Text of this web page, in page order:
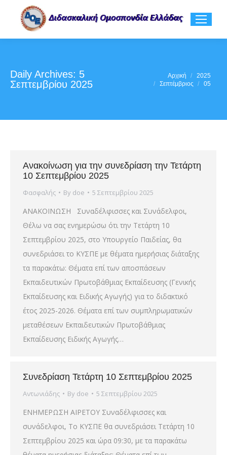
Daily Archives: 5
Σεπτεμβρίου 2025
You are here:Αρχική
2025
Σεπτέμβριος
05
Ανακοίνωση για την συνεδρίαση την Τετάρτη
10 Σεπτεμβρίου 2025
Φασφαλής By doe 5 Σεπτεμβρίου 2025
ΑΝΑΚΟΙΝΩΣΗ Συναδέλφισσες και Συνάδελφοι,
Θέλω να σας ενημερώσω ότι την Τετάρτη 10
Σεπτεμβρίου 2025, στο Υπουργείο Παιδείας, θα
συνεδριάσει το ΚΥΣΠΕ με θέματα ημερήσιας διάταξης
τα παρακάτω: Θέματα επί των αποσπάσεων
Εκπαιδευτικών Πρωτοβάθμιας Εκπαίδευσης (Γενικής
Εκπαίδευσης και Ειδικής Αγωγής) για το διδακτικό
έτος 2025-2026. Θέματα επί των συμπληρωματικών
μεταθέσεων Εκπαιδευτικών Πρωτοβάθμιας
Εκπαίδευσης Ειδικής Αγωγής…
Συνεδρίαση Τετάρτη 10 Σεπτεμβρίου 2025
Αντωνιάδης By doe 5 Σεπτεμβρίου 2025
ΕΝΗΜΕΡΩΣΗ ΑΙΡΕΤΟΥ Συναδέλφισσες και
συνάδελφοι, Το ΚΥΣΠΕ θα συνεδριάσει Τετάρτη 10
Σεπτεμβρίου 2025 και ώρα 09:30, με τα παρακάτω